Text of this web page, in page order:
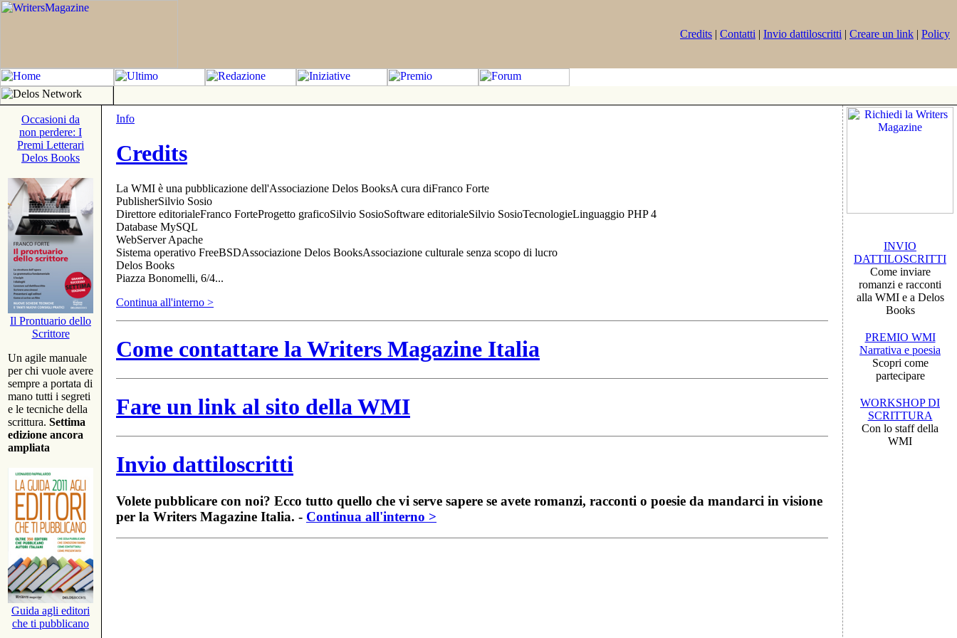
Credits | Contatti | Invio dattiloscritti | Creare un link | Policy
Occasioni da
non perdere: I
Premi Letterari
Delos Books
Il Prontuario dello
Scrittore
Un agile manuale
per chi vuole avere
sempre a portata di
mano tutti i segreti
e le tecniche della
scrittura. Settima
edizione ancora
ampliata
Guida agli editori
che ti pubblicano
Info
Credits
La WMI è una pubblicazione dell'Associazione Delos BooksA cura diFranco Forte
PublisherSilvio Sosio
Direttore editorialeFranco ForteProgetto graficoSilvio SosioSoftware editorialeSilvio SosioTecnologieLinguaggio PHP 4
Database MySQL
WebServer Apache
Sistema operativo FreeBSDAssociazione Delos BooksAssociazione culturale senza scopo di lucro
Delos Books
Piazza Bonomelli, 6/4...
Continua all'interno >
Come contattare la Writers Magazine Italia
Fare un link al sito della WMI
Invio dattiloscritti
Volete pubblicare con noi? Ecco tutto quello che vi serve sapere se avete romanzi, racconti o poesie da mandarci in visione
per la Writers Magazine Italia. - Continua all'interno >
INVIO
DATTILOSCRITTI
Come inviare
romanzi e racconti
alla WMI e a Delos
Books
PREMIO WMI
Narrativa e poesia
Scopri come
partecipare
WORKSHOP DI
SCRITTURA
Con lo staff della
WMI